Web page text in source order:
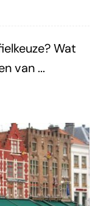
Wat
van ...